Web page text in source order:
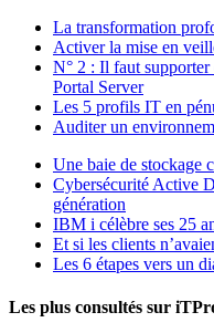
La transformation
Activer la mise en
N° 2 : Il faut supporter
Portal Server
Les 5 profils IT en
Auditer un
Une baie de stockage
Cybersécurité Active
génération
IBM i célèbre ses 25
Et si les clients
Les 6 étapes vers un
Les plus consultés sur